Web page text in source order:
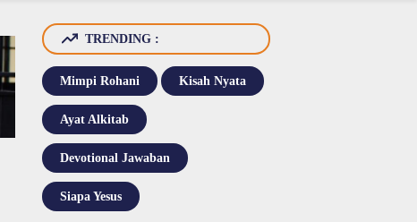
TRENDING :
Mimpi Rohani Kisah Nyata
Ayat Alkitab
Devotional Jawaban
Siapa Yesus